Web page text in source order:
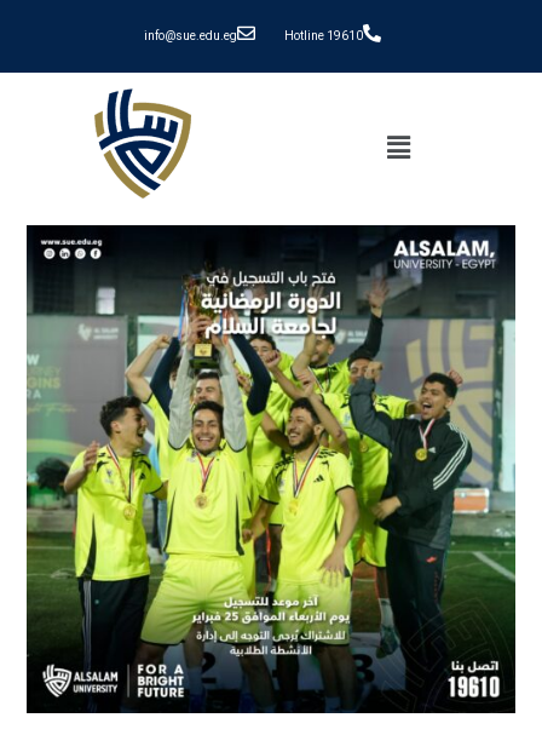
info@sue.edu.eg Hotline 19610